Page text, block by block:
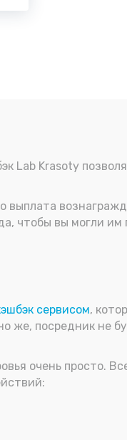
Lab Krasoty
выплата
чтобы вы могли им
сервисом,
же, посредник не
очень просто.